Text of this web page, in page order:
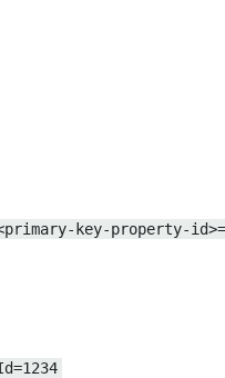
key-property-